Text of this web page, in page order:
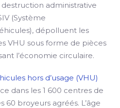
destruction administrative
(Système
dépolluent les
VHU sous forme de pièces
l’économie circulaire.
hors d’usage (VHU)
dans les 1 600 centres de
broyeurs agréés. L’âge